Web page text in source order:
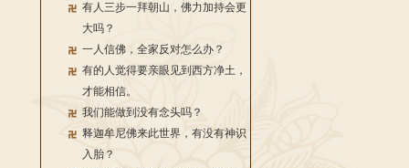
有人三步一拜朝山，佛力加持会更
大吗？
一人信佛，全家反对怎么办？
有的人觉得要亲眼见到西方净土，
才能相信。
我们能做到没有念头吗？
释迦牟尼佛来此世界，有没有神识
入胎？